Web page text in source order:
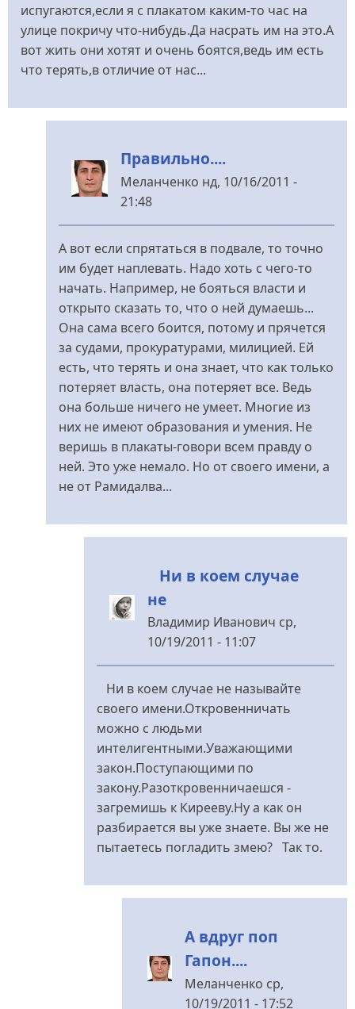
испугаются,если я с плакатом каким-то час на
улице покричу что-нибудь.Да насрать им на это.А
вот жить они хотят и очень боятся,ведь им есть
что терять,в отличие от нас...
Правильно....
Меланченко нд, 10/16/2011 -
21:48
У
Да,ребята,жизнь
настала
А вот если спрятаться в подвале, то точно
им будет наплевать. Надо хоть с чего-то
начать. Например, не бояться власти и
открыто сказать то, что о ней думаешь...
Она сама всего боится, потому и прячется
за судами, прокуратурами, милицией. Ей
есть, что терять и она знает, что как только
потеряет власть, она потеряет все. Ведь
она больше ничего не умеет. Многие из
них не имеют образования и умения. Не
веришь в плакаты-говори всем правду о
ней. Это уже немало. Но от своего имени, а
не от Рамидалва...
Ни в коем случае
не
Владимир Иванович ср,
10/19/2011 - 11:07
У
Правильно....
Ни в коем случае не называйте
своего имени.Откровенничать
можно с людьми
интелигентными.Уважающими
закон.Поступающими по
закону.Разоткровенничаешся -
загремишь к Кирееву.Ну а как он
разбирается вы уже знаете. Вы же не
пытаетесь погладить змею? Так то.
А вдруг поп
Гапон....
Меланченко ср,
10/19/2011 - 17:52